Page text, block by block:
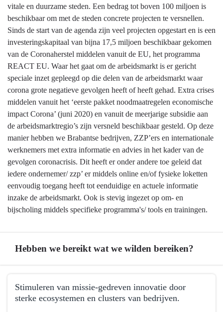
vitale en duurzame steden. Een bedrag tot boven 100 miljoen is
beschikbaar om met de steden concrete projecten te versnellen.
Sinds de start van de agenda zijn veel projecten opgestart en is een
investeringskapitaal van bijna 17,5 miljoen beschikbaar gekomen
van de Coronaherstel middelen vanuit de EU, het programma
REACT EU. Waar het gaat om de arbeidsmarkt is er gericht
speciale inzet gepleegd op die delen van de arbeidsmarkt waar
corona grote negatieve gevolgen heeft of heeft gehad. Extra crises
middelen vanuit het ‘eerste pakket noodmaatregelen economische
impact Corona’ (juni 2020) en vanuit de meerjarige subsidie aan
de arbeidsmarktregio’s zijn versneld beschikbaar gesteld. Op deze
manier hebben we Brabantse bedrijven, ZZP’ers en internationale
werknemers met extra informatie en advies in het kader van de
gevolgen coronacrisis. Dit heeft er onder andere toe geleid dat
iedere ondernemer/ zzp’ er middels online en/of fysieke loketten
eenvoudig toegang heeft tot eenduidige en actuele informatie
inzake de arbeidsmarkt. Ook is stevig ingezet op om- en
bijscholing middels specifieke programma's/ tools en trainingen.
Hebben we bereikt wat we wilden bereiken?
navigatie
Stimuleren van missie-gedreven innovatie door
sterke ecosystemen en clusters van bedrijven.